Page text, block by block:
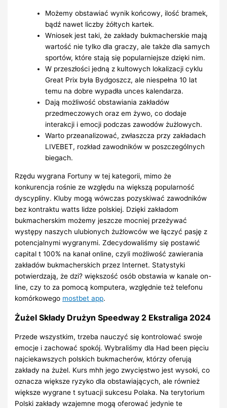
Możemy obstawiać wynik końcowy, ilość bramek,
bądź nawet liczby żółtych kartek.
Wniosek jest taki, że zakłady bukmacherskie mają
wartość nie tylko dla graczy, ale także dla samych
sportów, które stają się popularniejsze dzięki nim.
W przeszłości jedną z kultowych lokalizacji cyklu
Great Prix była Bydgoszcz, ale niespełna 10 lat
temu na dobre wypadła unces kalendarza.
Dają możliwość obstawiania zakładów
przedmeczowych oraz em żywo, co dodaje
interakcji i emocji podczas zawodów żużlowych.
Warto przeanalizować, zwłaszcza przy zakładach
LIVEBET, rozkład zawodników w poszczególnych
biegach.
Rzędu wygrana Fortuny w tej kategorii, mimo że
konkurencja rośnie ze względu na większą popularność
dyscypliny. Kluby mogą wówczas pozyskiwać zawodników
bez kontraktu watts lidze polskiej. Dzięki zakładom
bukmacherskim możemy jeszcze mocniej przeżywać
występy naszych ulubionych żużlowców we łączyć pasję z
potencjalnymi wygranymi. Zdecydowaliśmy się postawić
capital t 100% na kanał online, czyli możliwość zawierania
zakładów bukmacherskich przez Internet. Statystyki
potwierdzają, że dzi? większość osób obstawia w kanale on-
line, czy to za pomocą komputera, względnie też telefonu
komórkowego mostbet app.
Żużel Składy Drużyn Speedway 2 Ekstraliga 2024
Przede wszystkim, trzeba nauczyć się kontrolować swoje
emocje i zachować spokój. Wybraliśmy dla Had been pięciu
najciekawszych polskich bukmacherów, którzy oferują
zakłady na żużel. Kurs mhh jego zwycięstwo jest wysoki, co
oznacza większe ryzyko dla obstawiających, ale również
większe wygrane t sytuacji sukcesu Polaka. Na terytorium
Polski zakłady wzajemne mogą oferować jedynie te